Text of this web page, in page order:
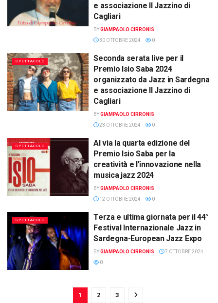
e associazione Il Jazzino di
Cagliari
BYGIAMPAOLO CIRRONIS
30 OTTOBRE 2024
0
SPETTACOLO
Seconda serata live per il
Premio Isio Saba 2024
organizzato da Jazz in Sardegna
e associazione Il Jazzino di
Cagliari
BYGIAMPAOLO CIRRONIS
23 OTTOBRE 2024
0
SPETTACOLO
Al via la quarta edizione del
Premio Isio Saba per la
creatività e l’innovazione nella
musica jazz 2024
BYGIAMPAOLO CIRRONIS
12 OTTOBRE 2024
0
SPETTACOLO
Terza e ultima giornata per il 44°
Festival Internazionale Jazz in
Sardegna-European Jazz Expo
BYGIAMPAOLO CIRRONIS
7 OTTOBRE 2024
0
1 2 3